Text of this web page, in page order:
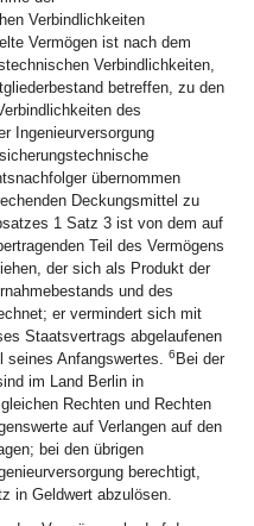
Verbindlichkeiten
Vermögen ist nach dem
Verbindlichkeiten,
betreffen, zu den
des
Ingenieurversorgung
übernommen
Deckungsmittel zu
1 Satz 3 ist von dem auf
Teil des Vermögens
der sich als Produkt der
und des
er vermindert sich mit
Staatsvertrags abgelaufenen
seines Anfangswertes. 6 Bei der
im Land Berlin in
Rechten und Rechten
auf Verlangen auf den
bei den übrigen
berechtigt,
in Geldwert abzulösen.